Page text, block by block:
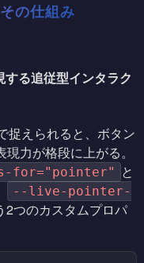
の仕組み
る追従型インタラク
捉えられると、ボタン
力が格段に上がる。
for="pointer"
と
--live-pointer-
2つのカスタムプロパ